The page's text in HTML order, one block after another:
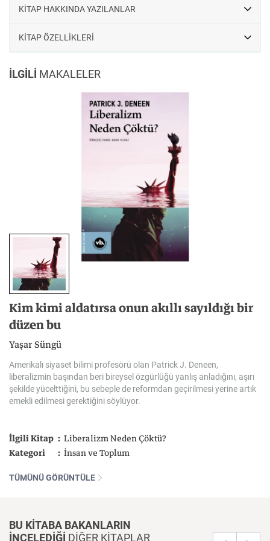
KİTAP HAKKINDA YAZILANLAR
KİTAP ÖZELLİKLERİ
İLGİLİ MAKALELER
Kim kimi aldatırsa onun akıllı sayıldığı bir
düzen bu
Yaşar Süngü
Amerikalı siyaset bilimi profesörü olan PatrickJ. Deneen,
liberalizmin başından beri bireysel özgürlüğü yanlış anladığını, aşırı
şekildeyücelttiğini, bu sebeplede reformdan geçirilmesiyerine artık
emekliedilmesigerektiğini söylüyor.
İlgili Kitap
Liberalizm Neden Çöktü?
Kategori
İnsan ve Toplum
TÜMÜNÜ GÖRÜNTÜLE
BU KİTABA BAKANLARIN
İNCELEDİĞİ DİĞER KİTAPLAR